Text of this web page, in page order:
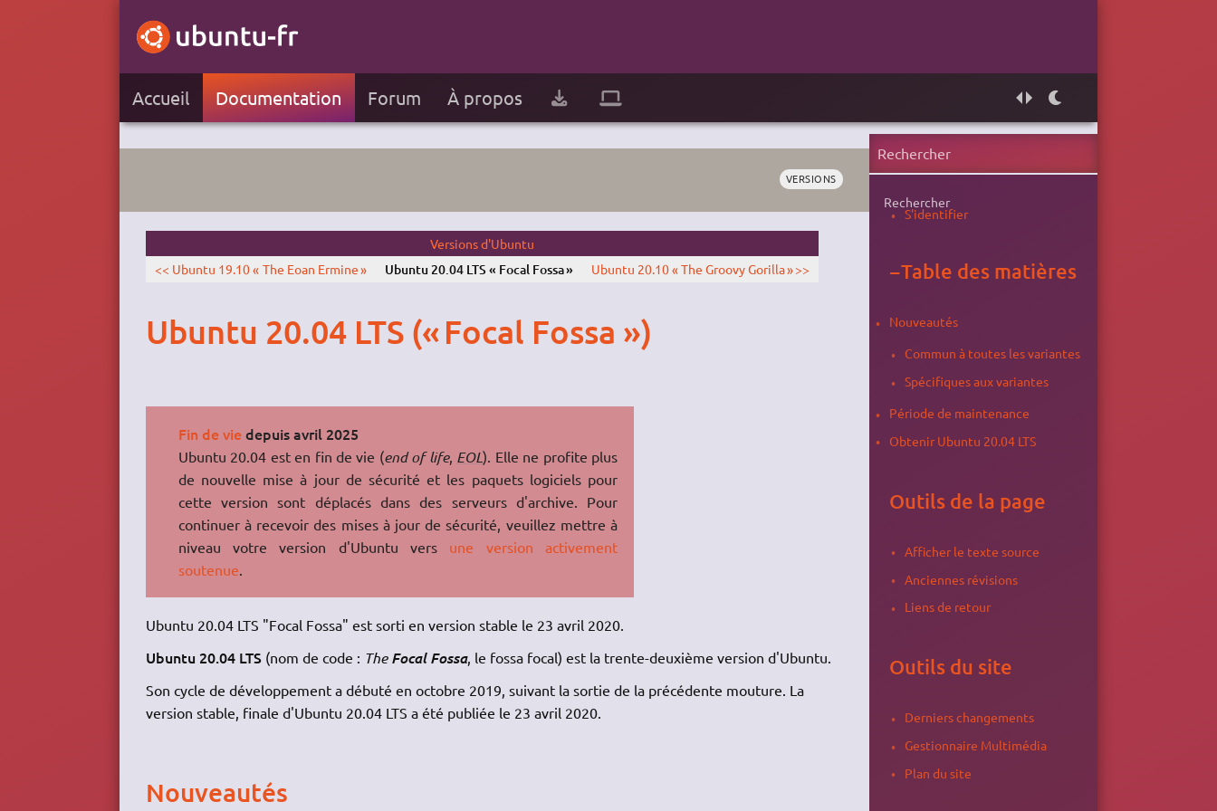
Accueil Documentation Forum À propos
VERSIONS
Versions d'Ubuntu
<< Ubuntu 19.10 « The Eoan Ermine »
Ubuntu 20.04 LTS « Focal Fossa » Ubuntu 20.10 « The Groovy Gorilla » >>
Ubuntu 20.04 LTS (« Focal Fossa »)
Fin de viedepuis avril 2025
Ubuntu 20.04 est en fin de vie (end of life, EOL). Elle ne profite plus
de nouvelle mise à jour de sécurité et les paquets logiciels pour
cette version sont déplacés dans des serveurs d'archive. Pour
continuer à recevoir des mises à jour de sécurité, veuillez mettre à
niveau votre version d'Ubuntu vers une version activement
soutenue
Ubuntu 20.04 LTS "Focal Fossa" est sorti en version stable le 23 avril 2020.
Ubuntu 20.04 LTS(nom de code : TheFocal Fossa, le fossa focal) est la trente-deuxième version d'Ubuntu.
Son cycle de développement a débuté en octobre 2019, suivant la sortie de la précédente mouture. La
version stable, finale d'Ubuntu 20.04 LTS a été publiée le 23 avril 2020.
Nouveautés
Rechercher
S'identifier
−Table des matières
Nouveautés
Commun à toutes les variantes
Spécifiques aux variantes
Période de maintenance
Obtenir Ubuntu 20.04 LTS
Outils de la page
Afficher le texte source
Anciennes révisions
Liens de retour
Outils du site
Derniers changements
Gestionnaire Multimédia
Plan du site